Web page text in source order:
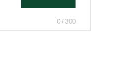
0 / 300